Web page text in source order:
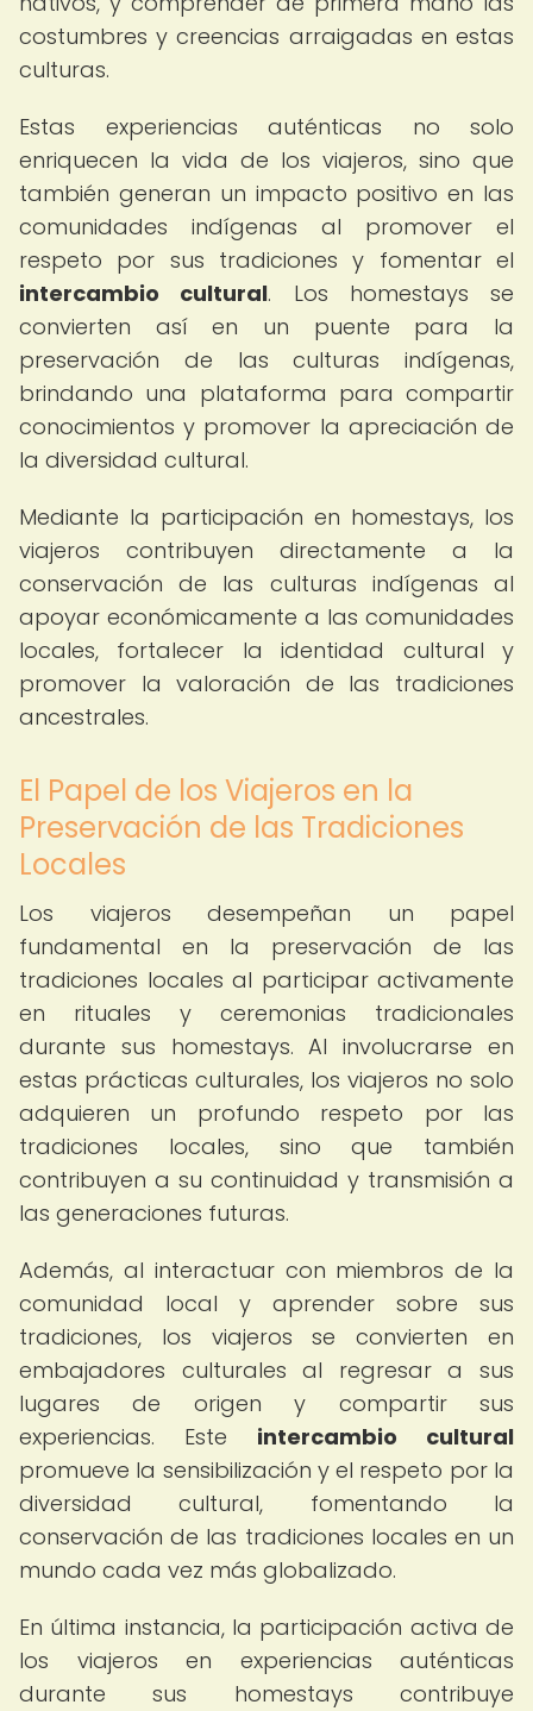
costumbres y creencias arraigadas en estas
culturas.
Estas experiencias auténticas no solo
enriquecen la vida de los viajeros, sino que
también generan un impacto positivo en las
comunidades indígenas al promover el
respeto por sus tradiciones y fomentar el
intercambio cultural. Los homestays se
convierten así en un puente para la
preservación de las culturas indígenas,
brindando una plataforma para compartir
conocimientos y promover la apreciación de
la diversidad cultural.
Mediante la participación en homestays, los
viajeros contribuyen directamente a la
conservación de las culturas indígenas al
apoyar económicamente a las comunidades
locales, fortalecer la identidad cultural y
promover la valoración de las tradiciones
ancestrales.
El Papel de los Viajeros en la
Preservación de las Tradiciones
Locales
Los viajeros desempeñan un papel
fundamental en la preservación de las
tradiciones locales al participar activamente
en rituales y ceremonias tradicionales
durante sus homestays. Al involucrarse en
estas prácticas culturales, los viajeros no solo
adquieren un profundo respeto por las
tradiciones locales, sino que también
contribuyen a su continuidad y transmisión a
las generaciones futuras.
Además, al interactuar con miembros de la
comunidad local y aprender sobre sus
tradiciones, los viajeros se convierten en
embajadores culturales al regresar a sus
lugares de origen y compartir sus
experiencias. Este intercambio cultural
promueve la sensibilización y el respeto por la
diversidad cultural, fomentando la
conservación de las tradiciones locales en un
mundo cada vez más globalizado.
En última instancia, la participación activa de
los viajeros en experiencias auténticas
durante sus homestays contribuye